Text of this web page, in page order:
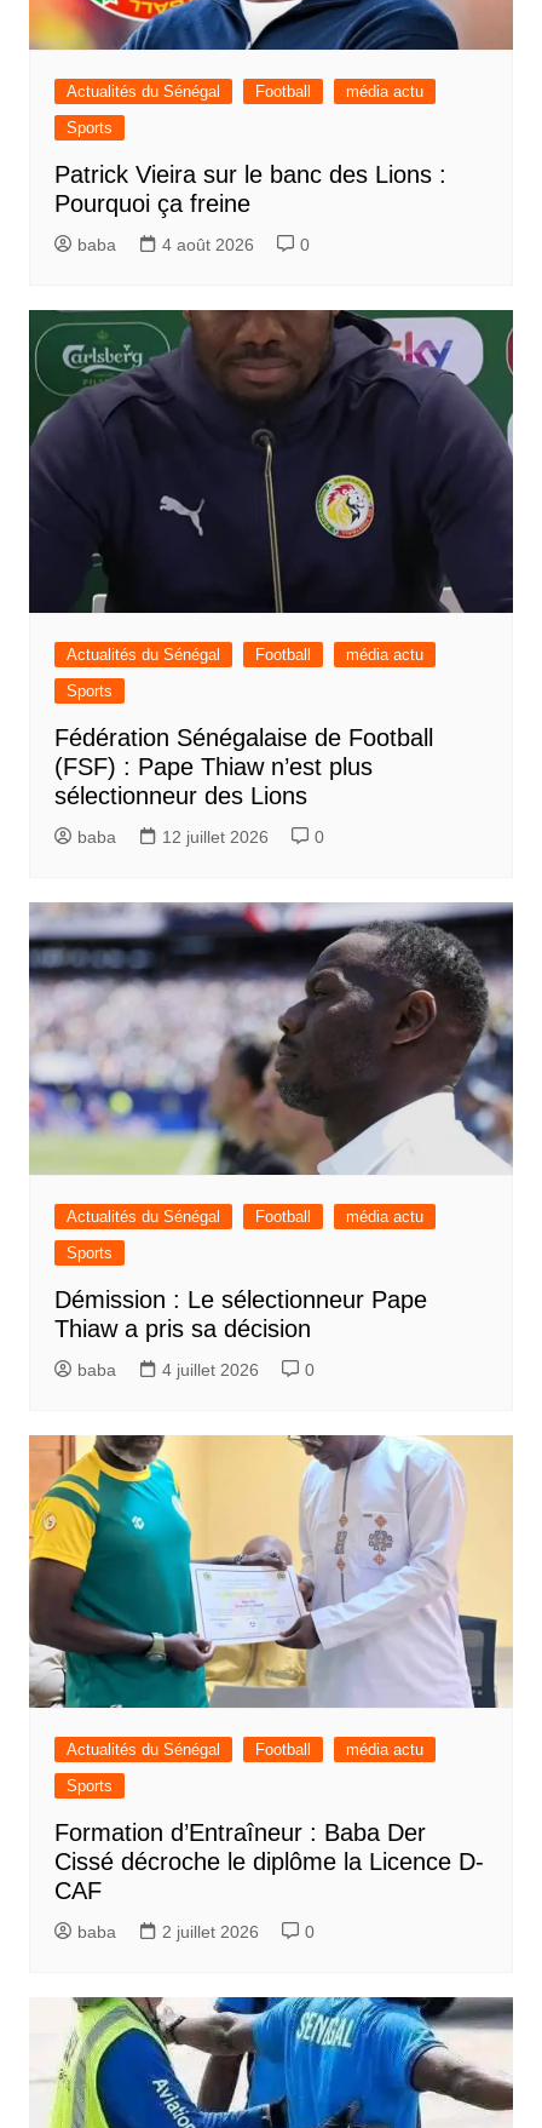
Actualités du Sénégal Football
média actu
Sports
Patrick Vieira sur le banc des Lions :
Pourquoi ça freine
baba 4 août 2026 0
Actualités du Sénégal Football
média actu
Sports
Fédération Sénégalaise de Football
(FSF) : Pape Thiaw n’est plus
sélectionneur des Lions
baba 12 juillet 2026 0
Actualités du Sénégal Football
média actu
Sports
Démission : Le sélectionneur Pape
Thiaw a pris sa décision
baba 4 juillet 2026 0
Actualités du Sénégal Football
média actu
Sports
Formation d’Entraîneur : Baba Der
Cissé décroche le diplôme la Licence D-
CAF
baba 2 juillet 2026 0